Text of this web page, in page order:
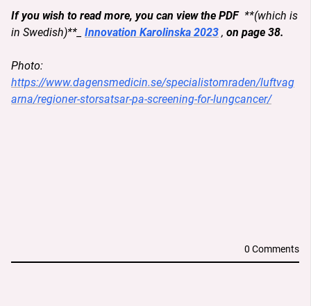
If you wish to read more, you can view the PDF **(which is
in Swedish)**_ Innovation Karolinska 2023 , on page 38.
Photo:
https://www.dagensmedicin.se/specialistomraden/luftvag
arna/regioner-storsatsar-pa-screening-for-lungcancer/
0 Comments